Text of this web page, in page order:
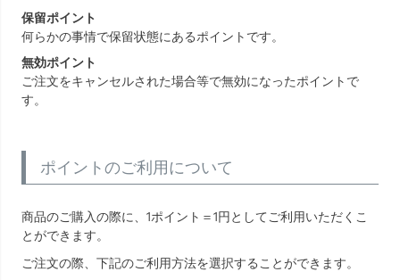
保留ポイント
何らかの事情で保留状態にあるポイントです。
無効ポイント
ご注文をキャンセルされた場合等で無効になったポイントで
す。
ポイントのご利用について
商品のご購入の際に、1ポイント＝1円としてご利用いただくこ
とができます。
ご注文の際、下記のご利用方法を選択することができます。